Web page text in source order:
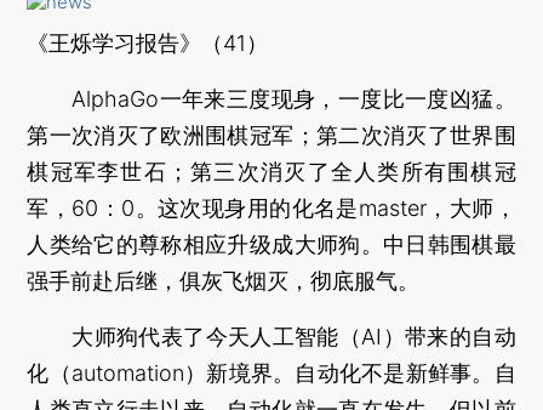
《王烁学习报告》（41）
AlphaGo一年来三度现身，一度比一度凶猛。
第一次消灭了欧洲围棋冠军；第二次消灭了世界围
棋冠军李世石；第三次消灭了全人类所有围棋冠
军，60：0。这次现身用的化名是master，大师，
人类给它的尊称相应升级成大师狗。中日韩围棋最
强手前赴后继，俱灰飞烟灭，彻底服气。
大师狗代表了今天人工智能（AI）带来的自动
化（automation）新境界。自动化不是新鲜事。自